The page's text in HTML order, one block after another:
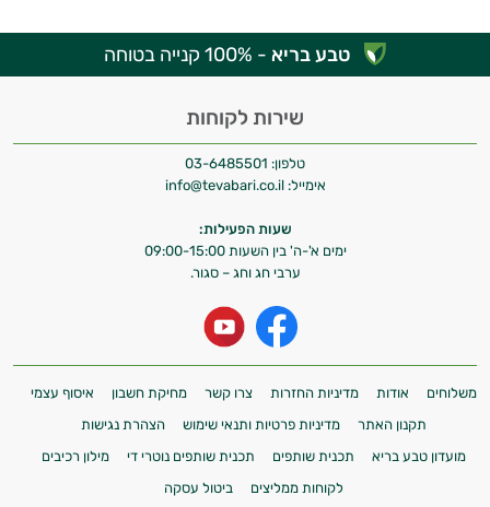
טבע בריא - 100% קנייה בטוחה
שירות לקוחות
טלפון: 03-6485501
אימייל: info@tevabari.co.il
שעות הפעילות:
ימים א'-ה' בין השעות 09:00-15:00
ערבי חג וחג – סגור.
משלוחים אודות מדיניות החזרות צרו קשר מחיקת חשבון
איסוף עצמי
תקנון האתר
מדיניות פרטיות ותנאי שימוש
הצהרת נגישות
מועדון טבע בריא
תכנית שותפים תכנית שותפים נוטרי די
מילון רכיבים
לקוחות ממליצים
ביטול עסקה